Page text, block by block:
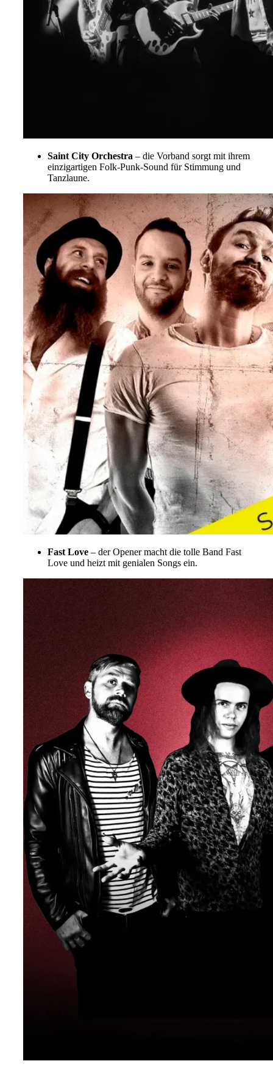
Saint City Orchestra – die Vorband sorgt mit ihrem
einzigartigen Folk-Punk-Sound für Stimmung und
Tanzlaune.
Fast Love – der Opener macht die tolle Band Fast
Love und heizt mit genialen Songs ein.